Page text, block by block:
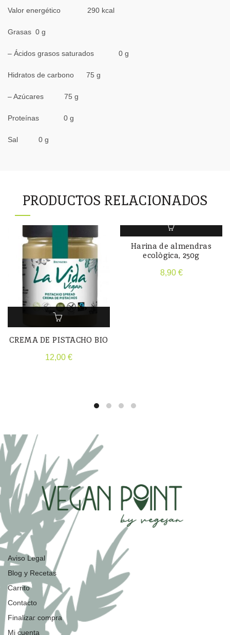
Valor energético 290 kcal
Grasas 0 g
– Ácidos grasos saturados 0 g
Hidratos de carbono 75 g
– Azúcares 75 g
Proteínas 0 g
Sal 0 g
PRODUCTOS RELACIONADOS
CREMA DE PISTACHO BIO
12,00 €
Harina de almendras
ecològica, 250g
8,90 €
Aviso Legal
Blog y Recetas
Carrito
Contacto
Finalizar compra
Mi cuenta